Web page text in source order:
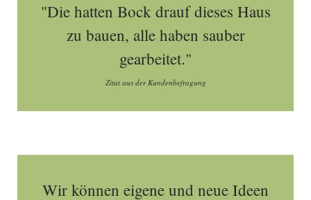
"Die hatten Bock drauf dieses Haus
zu bauen, alle haben sauber
gearbeitet."
Zitat aus der Kundenbefragung
Wir können eigene und neue Ideen